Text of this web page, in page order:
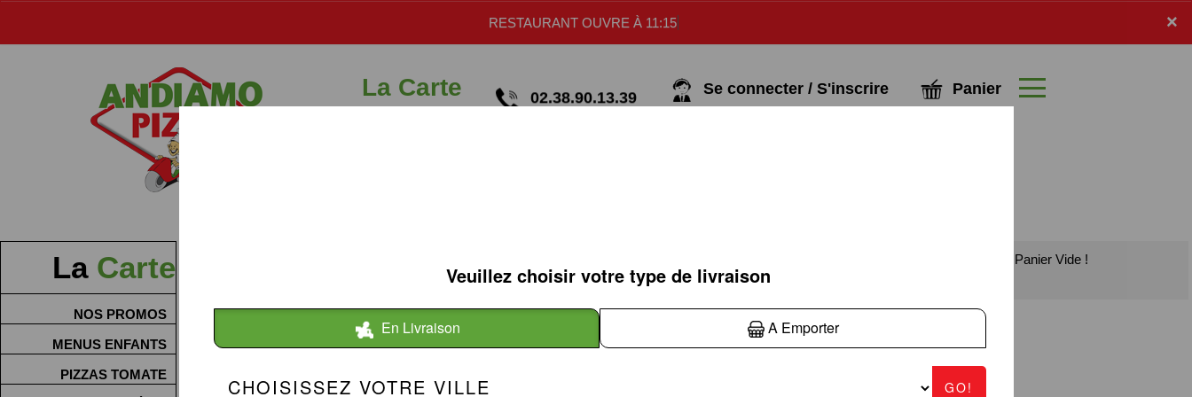
×
RESTAURANT OUVRE À 11:15
La Carte 02.38.90.13.39 Se connecter / S'inscrire Panier
x
La Carte
NOS PROMOS
MENUS ENFANTS
PIZZAS TOMATE
TACOS Panier Vide !